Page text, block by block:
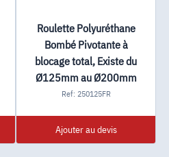
Roulette Polyuréthane
Bombé Pivotante à
blocage total, Existe du
Ø125mm au Ø200mm
Ref: 250125FR
Ajouter au devis